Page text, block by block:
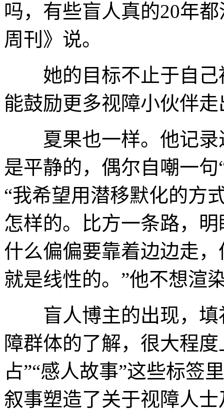
吗，有些盲人真的20年
周刊》说。
她的目标不止于自己
能鼓励更多视障小伙伴走
夏果也一样。他记录
是平静的，偶尔自嘲一
“我希望用潜移默化的方
怎样的。比方一条路，
什么偏偏要靠着边边走
就是线性的。”他不想渲
盲人博主的出现，填
障群体的了解，很大程
占”“感人故事”这些标签
叙事塑造了关于视障人